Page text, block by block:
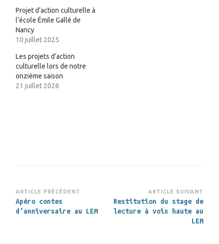
Projet d’action culturelle à
l’école Émile Gallé de
Nancy
10 juillet 2025
Les projets d’action
culturelle lors de notre
onzième saison
21 juillet 2026
Navigation
d’article
ARTICLE PRÉCÉDENT
Apéro contes
d’anniversaire au LEM
ARTICLE SUIVANT
Restitution du stage de
lecture à voix haute au
LEM